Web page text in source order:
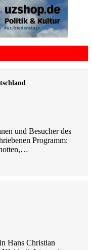
und Besucher des
Programm:
Hans Christian